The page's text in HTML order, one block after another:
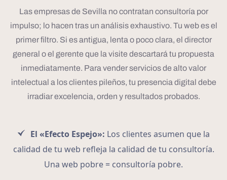
Las empresas de Sevilla no contratan consultoría por
impulso; lo hacen tras un análisis exhaustivo. Tu web es el
primer filtro. Si es antigua, lenta o poco clara, el director
general o el gerente que la visite descartará tu propuesta
inmediatamente. Para vender servicios de alto valor
intelectual a los clientes pileños, tu presencia digital debe
irradiar excelencia, orden y resultados probados.
El «Efecto Espejo»: Los clientes asumen que la
calidad de tu web refleja la calidad de tu consultoría.
Una web pobre = consultoría pobre.